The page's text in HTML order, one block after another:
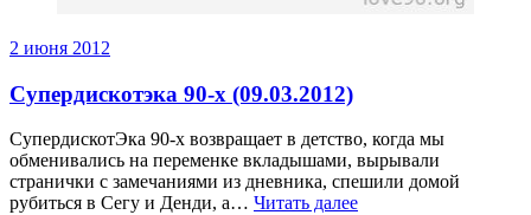
2 июня 2012
Супердискотэка 90-х (09.03.2012)
СупердискотЭка 90-х возвращает в детство, когда мы
обменивались на переменке вкладышами, вырывали
странички с замечаниями из дневника, спешили домой
рубиться в Сегу и Денди, а… Читать далее